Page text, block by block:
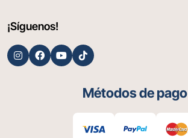
¡Síguenos!
Métodos de pago